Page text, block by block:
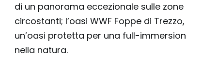
di un panorama eccezionale sulle zone
circostanti; l’oasi WWF Foppe di Trezzo,
un’oasi protetta per una full-immersion
nella natura.